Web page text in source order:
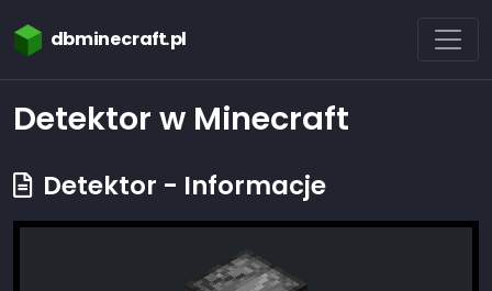
dbminecraft.pl
Detektor w Minecraft
Detektor - Informacje